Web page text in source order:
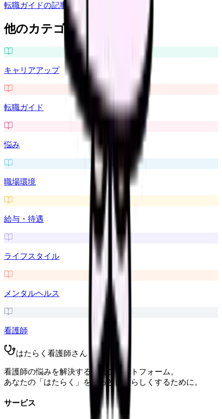
転職ガイドの記事をもっと見る
他のカテゴリを探す
キャリアアップ
転職ガイド
悩み
職場環境
給与・待遇
ライフスタイル
メンタルヘルス
看護師
はたらく看護師さん
看護師の悩みを解決する総合プラットフォーム。
あなたの「はたらく」をもっと自分らしくするために。
サービス